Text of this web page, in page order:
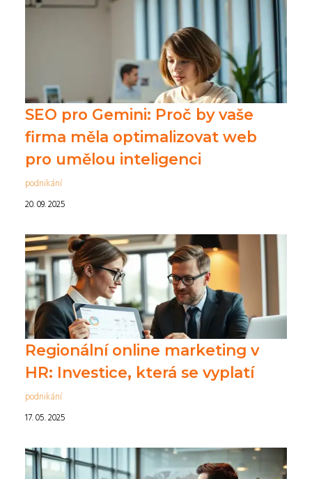
SEO pro Gemini: Proč by vaše
firma měla optimalizovat web
pro umělou inteligenci
podnikání
20. 09. 2025
Regionální online marketing v
HR: Investice, která se vyplatí
podnikání
17. 05. 2025